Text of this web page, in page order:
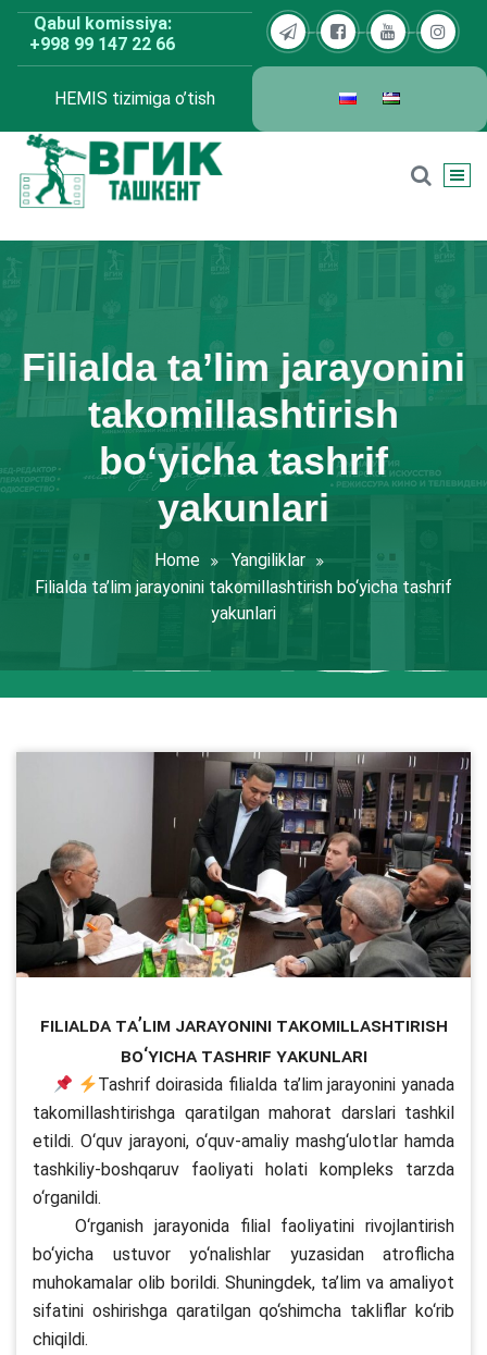
Skip
content
Qabul komissiya:
+998 99 147 22 66
HEMIS tizimiga o’tish
Filialda ta’lim jarayonini
takomillashtirish
bo‘yicha tashrif
yakunlari
Home
Yangiliklar
Filialda ta’lim jarayonini takomillashtirish bo‘yicha tashrif
yakunlari
Filialda ta’lim jarayonini takomillashtirish
bo‘yicha tashrif yakunlari
Tashrif doirasida filialda ta’lim jarayonini yanada
takomillashtirishga qaratilgan mahorat darslari tashkil
etildi. O‘quv jarayoni, o‘quv-amaliy mashg‘ulotlar hamda
tashkiliy-boshqaruv faoliyati holati kompleks tarzda
o‘rganildi.
O‘rganish jarayonida filial faoliyatini rivojlantirish
bo‘yicha ustuvor yo‘nalishlar yuzasidan atroflicha
muhokamalar olib borildi. Shuningdek, ta’lim va amaliyot
sifatini oshirishga qaratilgan qo‘shimcha takliflar ko‘rib
chiqildi.